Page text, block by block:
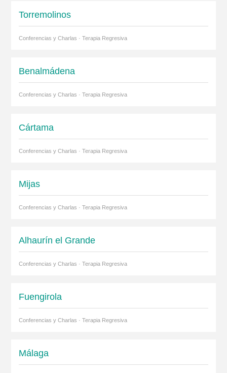
Torremolinos
Conferencias y Charlas · Terapia Regresiva
Benalmádena
Conferencias y Charlas · Terapia Regresiva
Cártama
Conferencias y Charlas · Terapia Regresiva
Mijas
Conferencias y Charlas · Terapia Regresiva
Alhaurín el Grande
Conferencias y Charlas · Terapia Regresiva
Fuengirola
Conferencias y Charlas · Terapia Regresiva
Málaga